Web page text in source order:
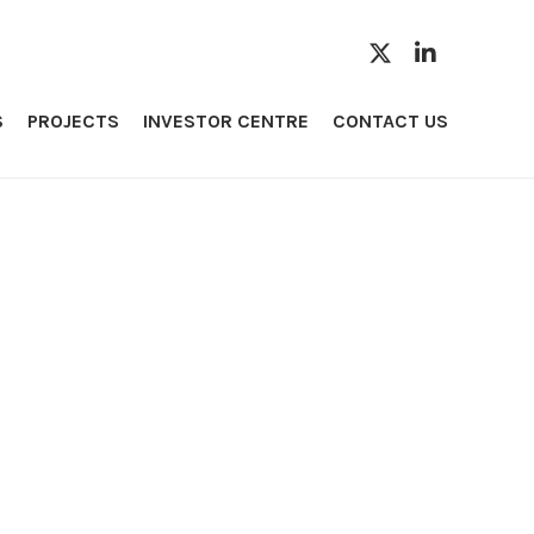
PROJECTS INVESTOR CENTRE CONTACT US